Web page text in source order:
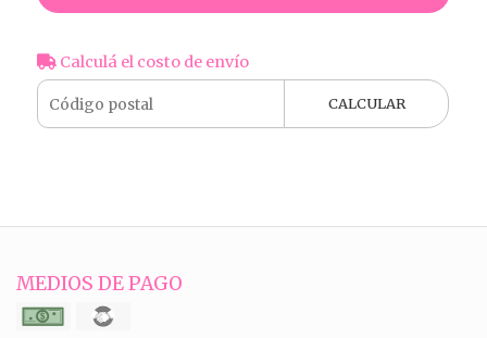
Calculá el costo de envío
CALCULAR
MEDIOS DE PAGO